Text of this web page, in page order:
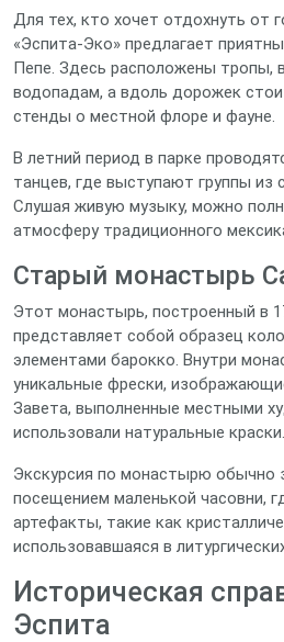
Для тех, кто хочет отдохнуть от
«Эспита-Эко» предлагает
Пепе. Здесь расположены тропы,
водопадам, а вдоль дорожек
стенды о местной флоре и фауне.
В летний период в парке
танцев, где выступают группы из
Слушая живую музыку, можно
атмосферу традиционного
Старый монастырь
Этот монастырь, построенный в
представляет собой образец
элементами барокко. Внутри
уникальные фрески,
Завета, выполненные местными
использовали натуральные краски.
Экскурсия по монастырю обычно
посещением маленькой часовни,
артефакты, такие как
использовавшаяся в
Историческая
Эспита